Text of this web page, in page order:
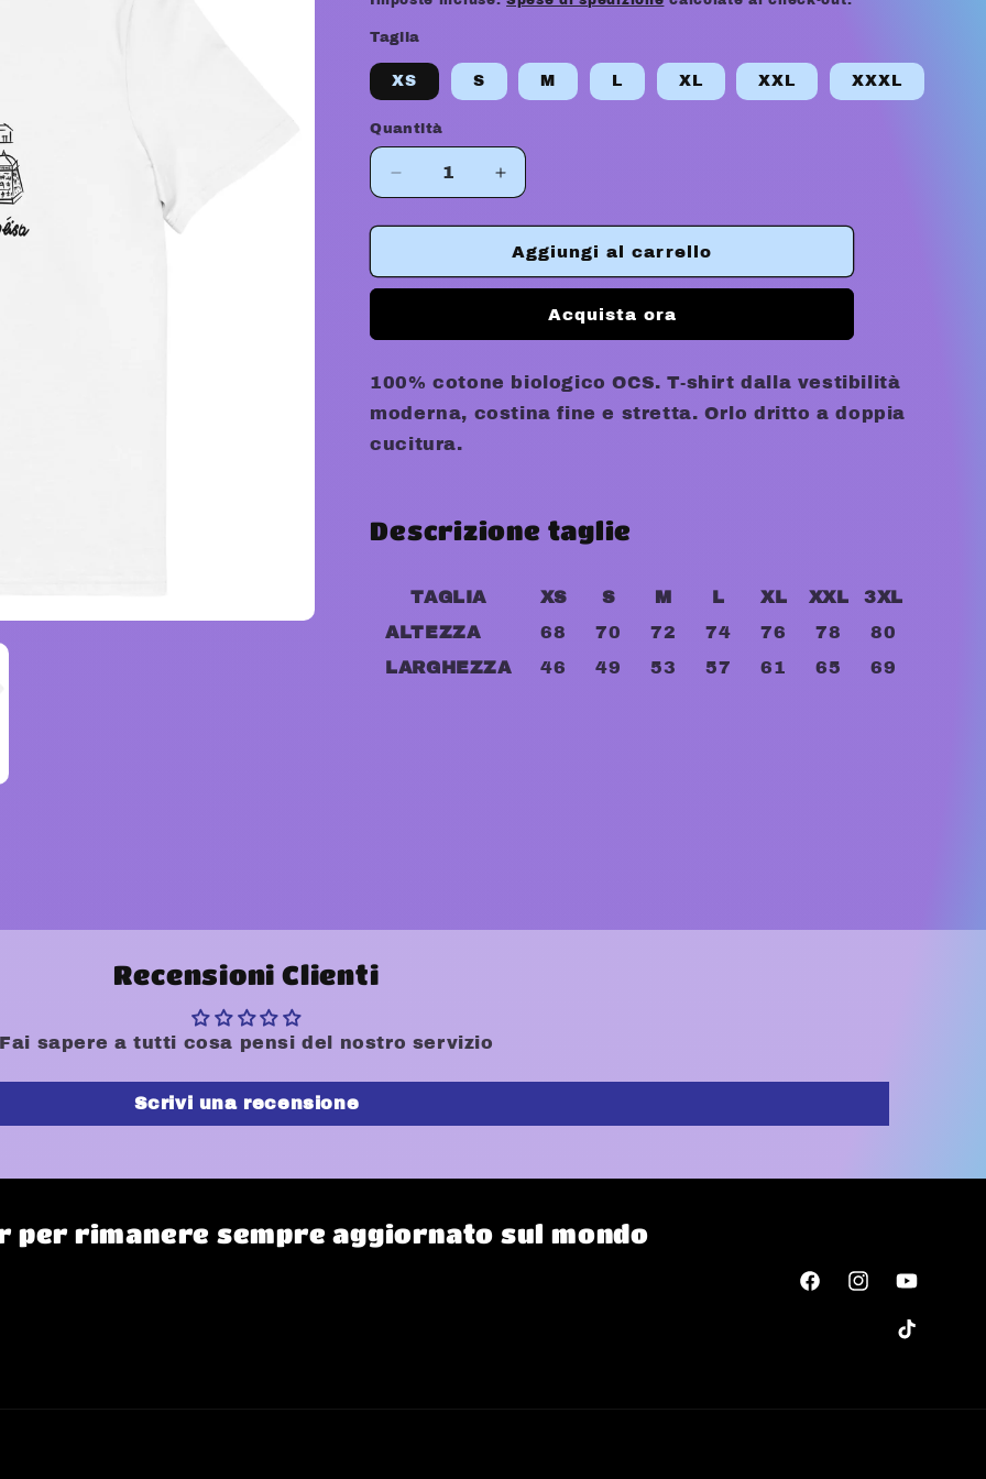
g
o
g
r
a
i
c
listino
Taglia
XS S M L XL XXL XXXL
Quantità
Diminuisci
quantità
per
AD
Aumenta
quantità
per
LÒCH
AD
Aggiungi al carrello
Acquista ora
100% cotone biologico OCS. T-shirt dalla vestibilità
moderna, costina fine e stretta. Orlo dritto a doppia
cucitura.
Descrizione taglie
TAGLIA XS S M L XL XXL
3XL
ALTEZZA
68 70 72 74 76 78
80
LARGHEZZA
46 49 53 57 61 65 69
Recensioni Clienti
Fai sapere a tutti cosa pensi del nostro servizio
Scrivi una recensione
rimanere sempre aggiornato sul mondo
FacebookInstagramYouTube
TikTok